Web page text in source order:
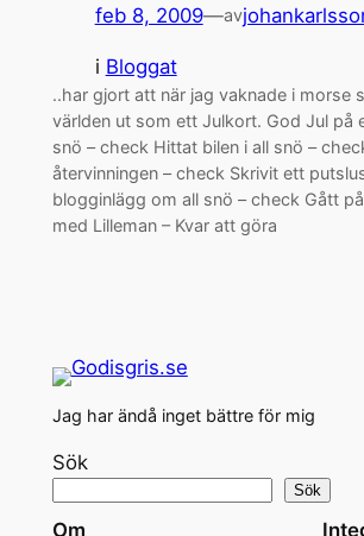
feb 8, 2009—av
i Bloggat
..har gjort att när jag vaknade i morse
världen ut som ett Julkort. God Jul på
snö – check Hittat bilen i all snö –
återvinningen – check Skrivit ett
blogginlägg om all snö – check Gått
med Lilleman – Kvar att göra
Jag har ändå inget bättre för mig
Sök
Sök
Om